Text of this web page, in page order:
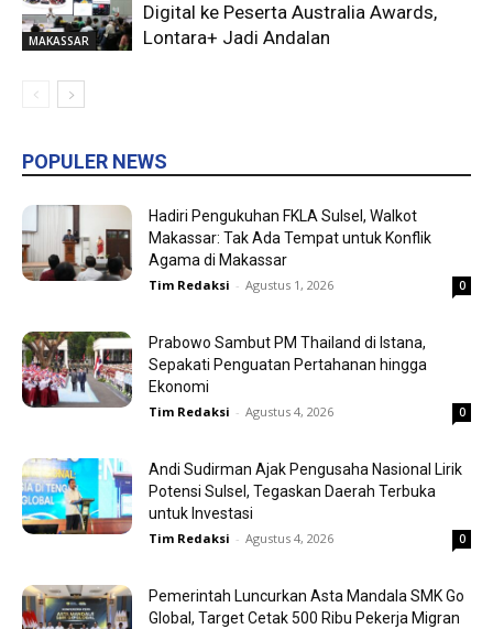
MAKASSAR
Digital ke Peserta Australia Awards,
Lontara+ Jadi Andalan
POPULER NEWS
Hadiri Pengukuhan FKLA Sulsel, Walkot
Makassar: Tak Ada Tempat untuk Konflik
Agama di Makassar
Tim Redaksi - Agustus 1, 2026 0
Prabowo Sambut PM Thailand di Istana,
Sepakati Penguatan Pertahanan hingga
Ekonomi
Tim Redaksi - Agustus 4, 2026 0
Andi Sudirman Ajak Pengusaha Nasional Lirik
Potensi Sulsel, Tegaskan Daerah Terbuka
untuk Investasi
Tim Redaksi - Agustus 4, 2026 0
Pemerintah Luncurkan Asta Mandala SMK Go
Global, Target Cetak 500 Ribu Pekerja Migran